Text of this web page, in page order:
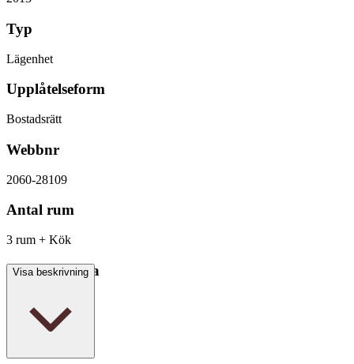
Typ
Lägenhet
Upplåtelseform
Bostadsrätt
Webbnr
2060-28109
Antal rum
3 rum + Kök
Boarea/Biarea
Visa beskrivning